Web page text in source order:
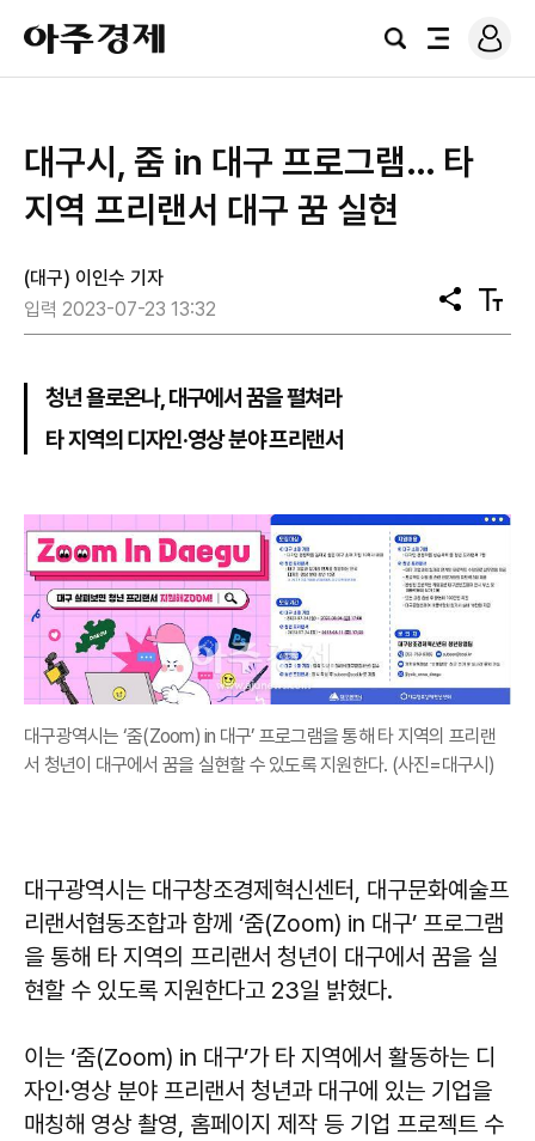
아
주
경
검
전
로
그
대구시, 줌 in 대구 프로그램… 타
지역 프리랜서 대구 꿈 실현
(대구) 이인수 기자
입력 2023-07-23 13:32
공
유
텍
스
청년 욜로온나, 대구에서 꿈을 펼쳐라
타 지역의 디자인·영상 분야 프리랜서
대구광역시는 ‘줌(Zoom) in 대구’ 프로그램을 통해 타 지역의 프리랜
서 청년이 대구에서 꿈을 실현할 수 있도록 지원한다. (사진=대구시)
대구광역시는 대구창조경제혁신센터, 대구문화예술프
리랜서협동조합과 함께 ‘줌(Zoom) in 대구’ 프로그램
을 통해 타 지역의 프리랜서 청년이 대구에서 꿈을 실
현할 수 있도록 지원한다고 23일 밝혔다.
이는 ‘줌(Zoom) in 대구’가 타 지역에서 활동하는 디
자인·영상 분야 프리랜서 청년과 대구에 있는 기업을
매칭해 영상 촬영, 홈페이지 제작 등 기업 프로젝트 수